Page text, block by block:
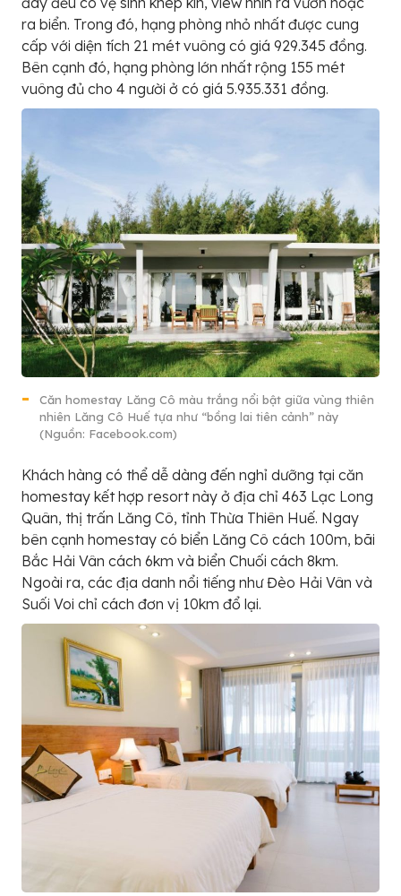
ra biển. Trong đó, hạng phòng nhỏ nhất được cung
cấp với diện tích 21 mét vuông có giá 929.345 đồng.
Bên cạnh đó, hạng phòng lớn nhất rộng 155 mét
vuông đủ cho 4 người ở có giá 5.935.331 đồng.
Căn homestay Lăng Cô màu trắng nổi bật giữa vùng thiên
nhiên Lăng Cô Huế tựa như “bồng lai tiên cảnh” này
(Nguồn: Facebook.com)
Khách hàng có thể dễ dàng đến nghỉ dưỡng tại căn
homestay kết hợp resort này ở địa chỉ 463 Lạc Long
Quân, thị trấn Lăng Cô, tỉnh Thừa Thiên Huế. Ngay
bên cạnh homestay có biển Lăng Cô cách 100m, bãi
Bắc Hải Vân cách 6km và biển Chuối cách 8km.
Ngoài ra, các địa danh nổi tiếng như Đèo Hải Vân và
Suối Voi chỉ cách đơn vị 10km đổ lại.